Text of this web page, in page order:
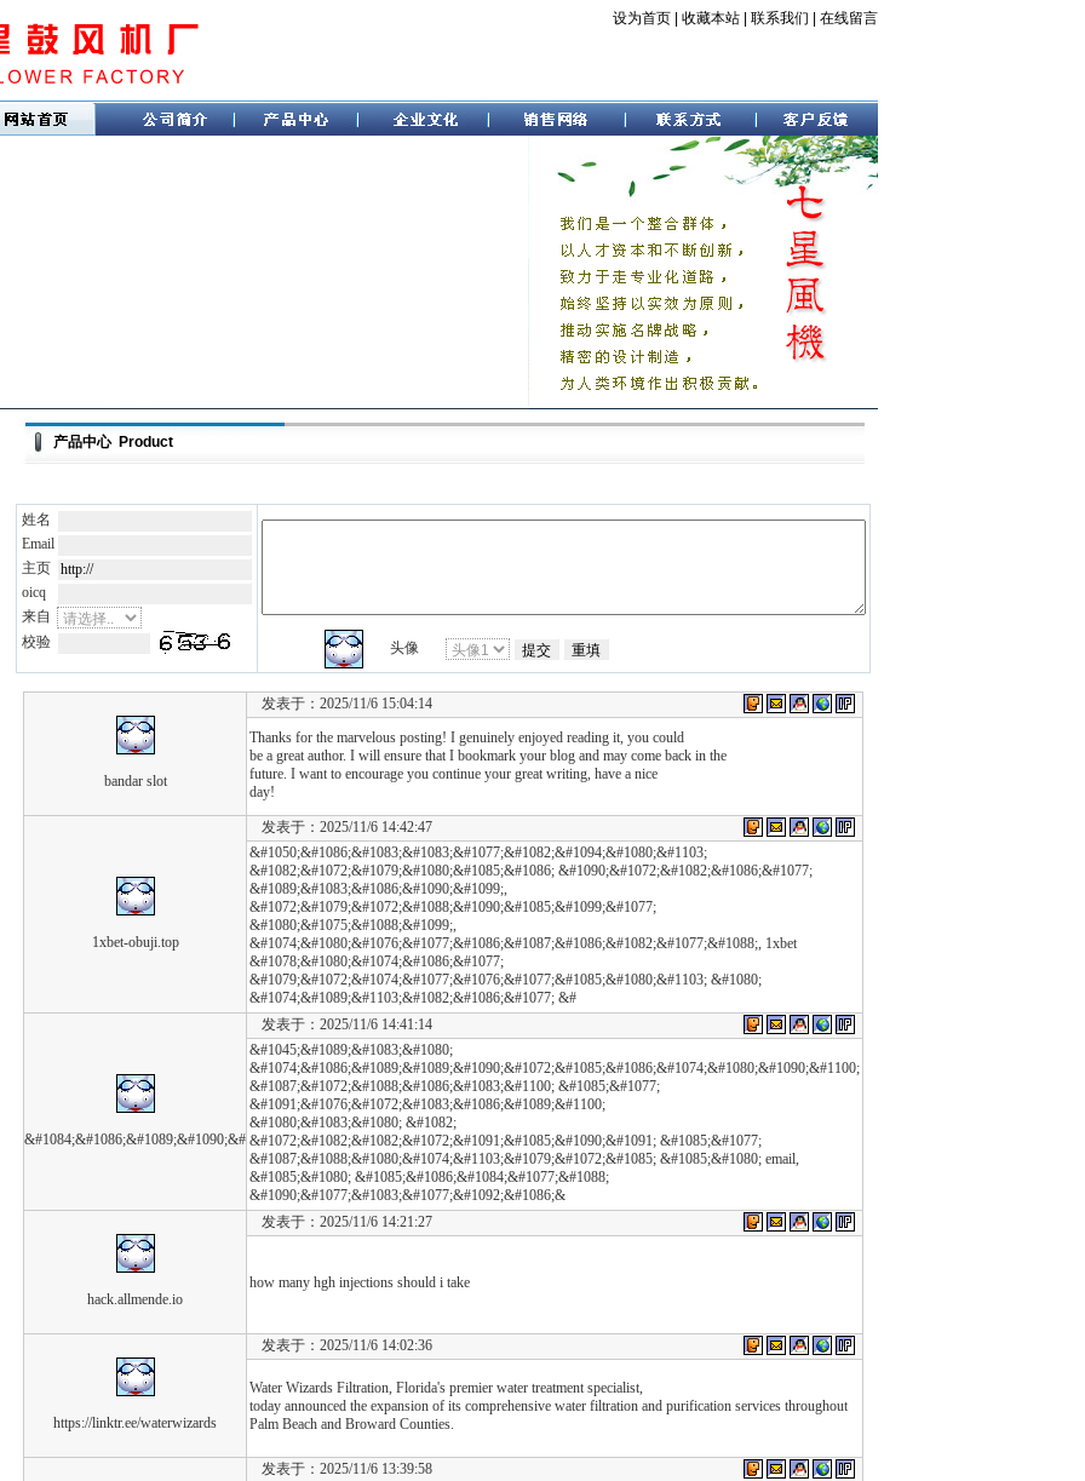
设为首页 收藏本站 联系我们 在线留言
产品中心 Product
姓名
Email
主页
oicq
来自
校验
头像
bandar slot
发表于：2025/11/6 15:04:14
Thanks for the marvelous posting! I genuinely enjoyed reading it, you could
be a great author. I will ensure that I bookmark your blog and may come back in the
future. I want to encourage you continue your great writing, have a nice
day!
1xbet-obuji.top
发表于：2025/11/6 14:42:47
&#1050;&#1086;&#1083;&#1083;&#1077;&#1082;&#1094;&#1080;&#1103;
&#1082;&#1072;&#1079;&#1080;&#1085;&#1086; &#1090;&#1072;&#1082;&#1086;&#1077;
&#1089;&#1083;&#1086;&#1090;&#1099;,
&#1072;&#1079;&#1072;&#1088;&#1090;&#1085;&#1099;&#1077;
&#1080;&#1075;&#1088;&#1099;,
&#1074;&#1080;&#1076;&#1077;&#1086;&#1087;&#1086;&#1082;&#1077;&#1088;, 1xbet
&#1078;&#1080;&#1074;&#1086;&#1077;
&#1079;&#1072;&#1074;&#1077;&#1076;&#1077;&#1085;&#1080;&#1103; &#1080;
&#1074;&#1089;&#1103;&#1082;&#1086;&#1077; &#
&#1084;&#1086;&#1089;&#1090;&#
发表于：2025/11/6 14:41:14
&#1045;&#1089;&#1083;&#1080;
&#1074;&#1086;&#1089;&#1089;&#1090;&#1072;&#1085;&#1086;&#1074;&#1080;&#1090;&#1100;
&#1087;&#1072;&#1088;&#1086;&#1083;&#1100; &#1085;&#1077;
&#1091;&#1076;&#1072;&#1083;&#1086;&#1089;&#1100;
&#1080;&#1083;&#1080; &#1082;
&#1072;&#1082;&#1082;&#1072;&#1091;&#1085;&#1090;&#1091; &#1085;&#1077;
&#1087;&#1088;&#1080;&#1074;&#1103;&#1079;&#1072;&#1085; &#1085;&#1080; email,
&#1085;&#1080; &#1085;&#1086;&#1084;&#1077;&#1088;
&#1090;&#1077;&#1083;&#1077;&#1092;&#1086;&
hack.allmende.io
发表于：2025/11/6 14:21:27
how many hgh injections should i take
https://linktr.ee/waterwizards
发表于：2025/11/6 14:02:36
Water Wizards Filtration, Florida's premier water treatment specialist,
today announced the expansion of its comprehensive water filtration and purification services throughout
Palm Beach and Broward Counties.
发表于：2025/11/6 13:39:58